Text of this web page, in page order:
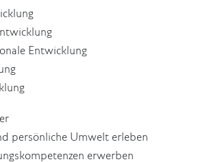
Entwicklung
persönliche Umwelt erleben
erwerben